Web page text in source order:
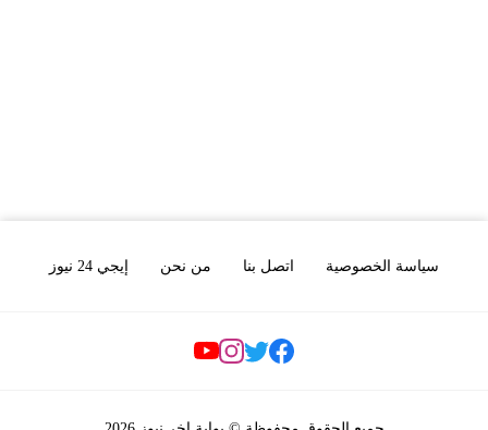
سياسة الخصوصية اتصل بنا من نحن إيجي 24 نيوز
Social Links